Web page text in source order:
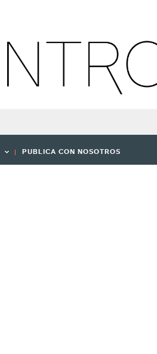
PUBLICA CON NOSOTROS